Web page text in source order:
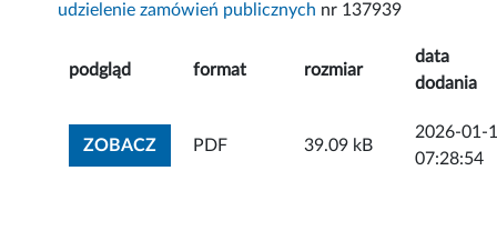
udzielenie zamówień publicznych nr 137939
podgląd format rozmiar
data
dodania
ZOBACZZOBACZ ZAŁĄCZNIK
PDF 39.09 kB
2026-01-
07:28:54